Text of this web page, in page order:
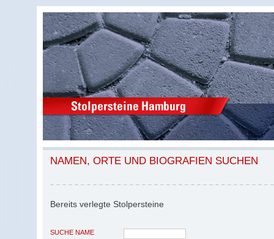
NAMEN, ORTE UND BIOGRAFIEN SUCHEN
Bereits verlegte Stolpersteine
SUCHE NAME